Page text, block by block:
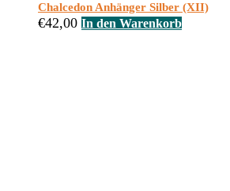
Chalcedon Anhänger Silber (XII)
€42,00 In den Warenkorb